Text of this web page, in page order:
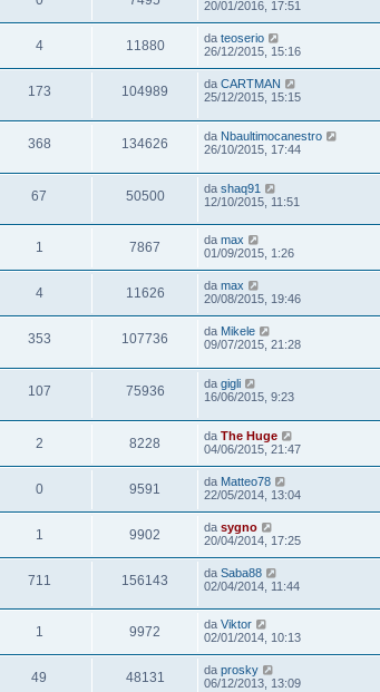
20/01/2016, 17:51
4 11880 da teoserio
26/12/2015, 15:16
173 104989 da CARTMAN
25/12/2015, 15:15
368 134626 da Nbaultimocanestro
26/10/2015, 17:44
67 50500 da shaq91
12/10/2015, 11:51
1 7867 da max
01/09/2015, 1:26
4 11626 da max
20/08/2015, 19:46
353 107736 da Mikele
09/07/2015, 21:28
107 75936 da gigli
16/06/2015, 9:23
2 8228 da The Huge
04/06/2015, 21:47
0 9591 da Matteo78
22/05/2014, 13:04
1 9902 da sygno
20/04/2014, 17:25
711 156143 da Saba88
02/04/2014, 11:44
1 9972 da Viktor
02/01/2014, 10:13
49 48131 da prosky
06/12/2013, 13:09